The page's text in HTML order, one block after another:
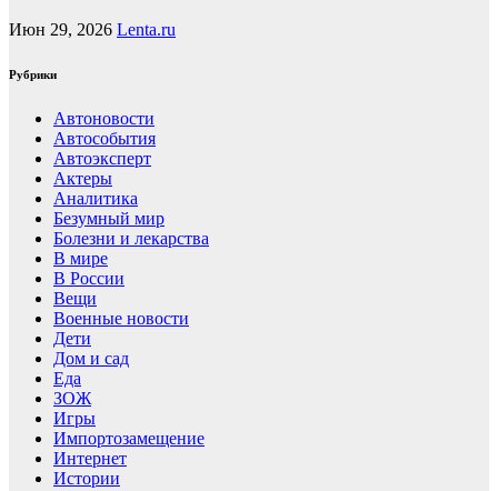
Июн 29, 2026 Lenta.ru
Рубрики
Автоновости
Автособытия
Автоэксперт
Актеры
Аналитика
Безумный мир
Болезни и лекарства
В мире
В России
Вещи
Военные новости
Дети
Дом и сад
Еда
ЗОЖ
Игры
Импортозамещение
Интернет
Истории